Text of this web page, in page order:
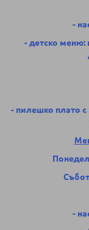
-
- детско меню:
- пилешко плато
-